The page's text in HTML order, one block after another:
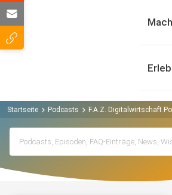
Startseite Podcasts F.A.Z. Digitalwirtschaft